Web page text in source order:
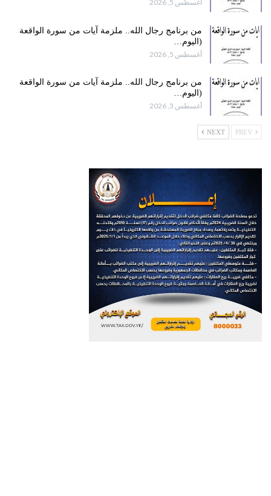
أغسطس 5, 2026
من برنامج رجال الله.. ملزمة آيات من سورة الواقعة
(اليوم…
أغسطس 5, 2026
من برنامج رجال الله.. ملزمة آيات من سورة الواقعة
(اليوم…
أغسطس 3, 2026
NEXT